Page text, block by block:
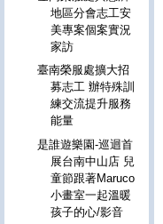
地區分會志工安
美專案個案實況
家訪
臺南榮服處擴大招
募志工 辦特殊訓
練交流提升服務
能量
是誰遊樂園-巡迴首
展台南中山店 兒
童節跟著Maruco
小畫室一起溫暖
孩子的心/影音